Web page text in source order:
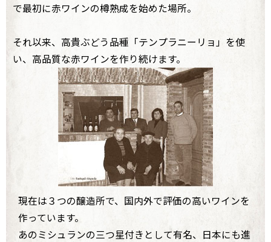
で最初に赤ワインの樽熟成を始めた場所。
それ以来、高貴ぶどう品種「テンプラニーリョ」を使
い、高品質な赤ワインを作り続けます。
現在は３つの醸造所で、国内外で評価の高いワインを
作っています。
あのミシュランの三つ星付きとして有名、日本にも進